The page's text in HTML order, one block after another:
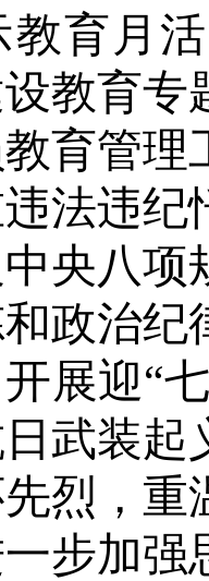
教育月
教育
育管理
法违
央八项
政治纪
展迎“
武装起
烈，重
步加强